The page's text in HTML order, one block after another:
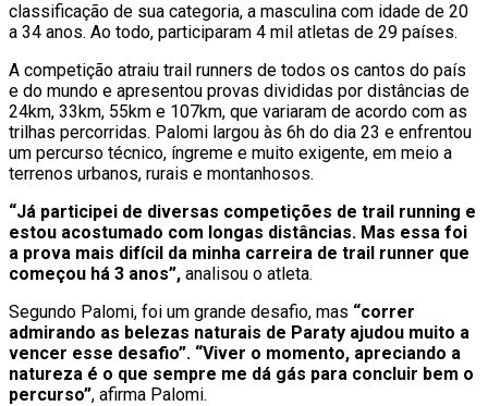
classificação de sua categoria, a masculina com idade de 20
a 34 anos. Ao todo, participaram 4 mil atletas de 29 países.
A competição atraiu trail runners de todos os cantos do país
e do mundo e apresentou provas divididas por distâncias de
24km, 33km, 55km e 107km, que variaram de acordo com as
trilhas percorridas. Palomi largou às 6h do dia 23 e enfrentou
um percurso técnico, íngreme e muito exigente, em meio a
terrenos urbanos, rurais e montanhosos.
“Já participei de diversas competições de trail running e
estou acostumado com longas distâncias. Mas essa foi
a prova mais difícil da minha carreira de trail runner que
começou há 3 anos”, analisou o atleta.
Segundo Palomi, foi um grande desafio, mas “correr
admirando as belezas naturais de Paraty ajudou muito a
vencer esse desafio”. “Viver o momento, apreciando a
natureza é o que sempre me dá gás para concluir bem o
percurso”, afirma Palomi.